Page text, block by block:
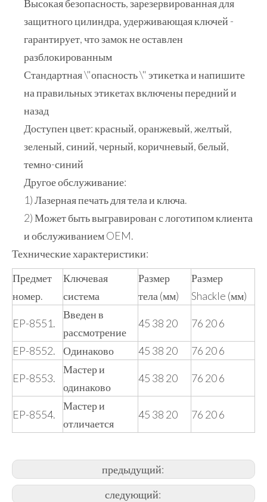
Высокая безопасность, зарезервированная для
защитного цилиндра, удерживающая ключей -
гарантирует, что замок не оставлен
разблокированным
Стандартная \"опасность \" этикетка и напишите
на правильных этикетах включены передний и
назад
Доступен цвет: красный, оранжевый, желтый,
зеленый, синий, черный, коричневый, белый,
темно-синий
Другое обслуживание:
1) Лазерная печать для тела и ключа.
2) Может быть выгравирован с логотипом клиента
и обслуживанием OEM.
Технические характеристики:
Предмет
номер.
Ключевая
система
Размер
тела (мм)
Размер
Shackle (мм)
EP-8551.
Введен в
рассмотрение
45 38 20 76 20 6
EP-8552. Одинаково 45 38 20 76 20 6
EP-8553.
Мастер и
одинаково
45 38 20 76 20 6
EP-8554.
Мастер и
отличается
45 38 20 76 20 6
предыдущий:
следующий: